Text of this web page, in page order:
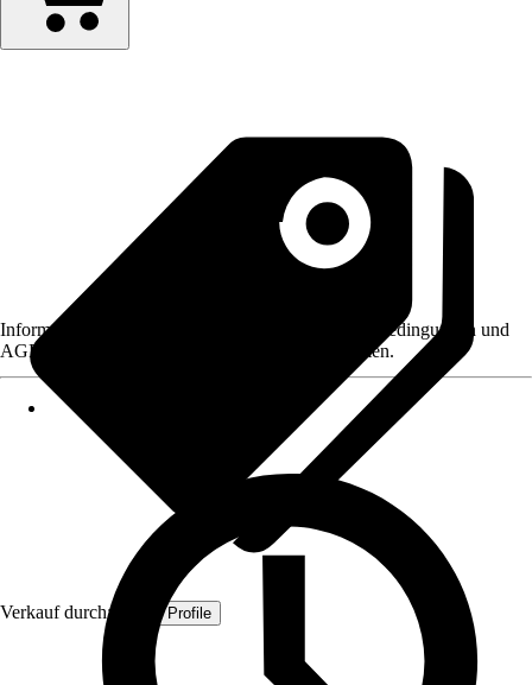
Verkauf durch: Quest Profile
Informationen des Verkäufers, wie z. B. Rückgabebedingungen und
AGB, finden Sie bei Klick auf den Verkäufernamen.